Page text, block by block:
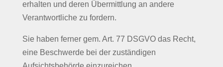
erhalten und deren Übermittlung an andere
Verantwortliche zu fordern.
Sie haben ferner gem. Art. 77 DSGVO das Recht,
eine Beschwerde bei der zuständigen